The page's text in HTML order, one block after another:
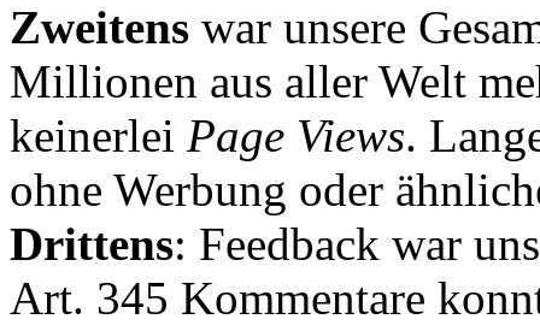
Zweitens war unsere
Millionen aus aller Welt
keinerlei Page Views.
ohne Werbung oder
Drittens: Feedback war
Art. 345 Kommentare